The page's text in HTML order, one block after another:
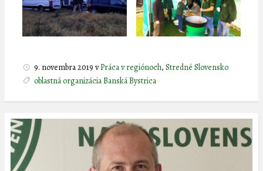
9. novembra 2019 vPráca v regiónoch, Stredné Slovensko
oblastná organizácia Banská Bystrica